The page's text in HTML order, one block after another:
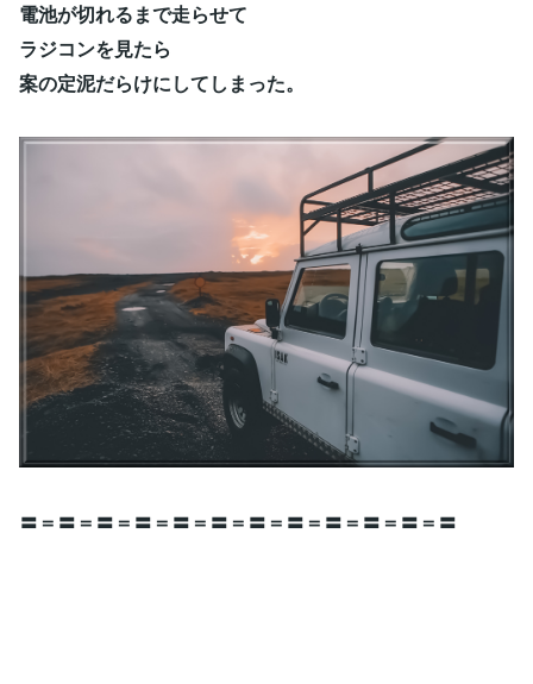
電池が切れるまで走らせて
ラジコンを見たら
案の定泥だらけにしてしまった。
〓＝〓＝〓＝〓＝〓＝〓＝〓＝〓＝〓＝〓＝〓＝〓